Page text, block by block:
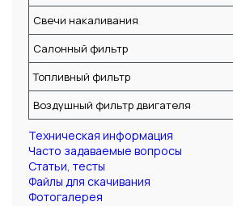
Свечи накаливания
Салонный фильтр
Топливный фильтр
Воздушный фильтр двигателя
Техническая информация
Часто задаваемые вопросы
Статьи, тесты
Файлы для скачивания
Фотогалерея